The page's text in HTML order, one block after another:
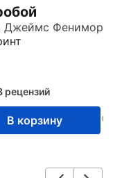
Джеймс Фенимор
рецензий
В корзину